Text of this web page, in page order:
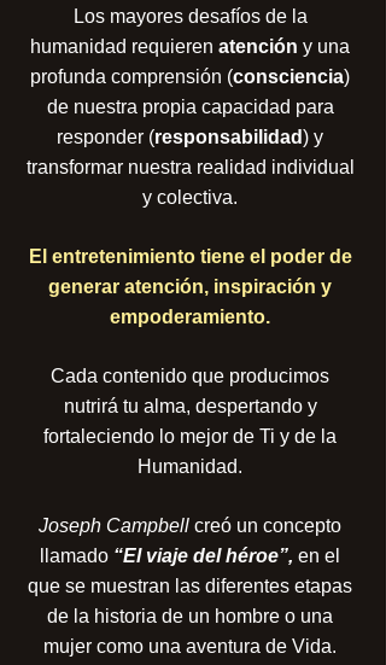
Los mayores desafíos de la
humanidad requieren atención y una
profunda comprensión (consciencia)
de nuestra propia capacidad para
responder (responsabilidad) y
transformar nuestra realidad individual
y colectiva.
El entretenimiento tiene el poder de
generar atención, inspiración y
empoderamiento.
Cada contenido que producimos
nutrirá tu alma, despertando y
fortaleciendo lo mejor de Ti y de la
Humanidad.
Joseph Campbell creó un concepto
llamado “El viaje del héroe”, en el
que se muestran las diferentes etapas
de la historia de un hombre o una
mujer como una aventura de Vida.